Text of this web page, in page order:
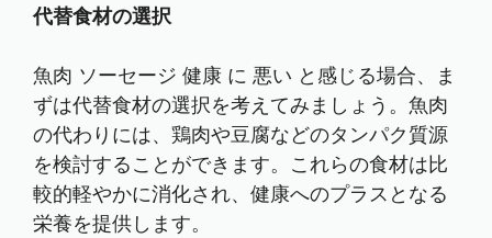
代替食材の選択
魚肉 ソーセージ 健康 に 悪い と感じる場合、ま
ずは代替食材の選択を考えてみましょう。魚肉
の代わりには、鶏肉や豆腐などのタンパク質源
を検討することができます。これらの食材は比
較的軽やかに消化され、健康へのプラスとなる
栄養を提供します。